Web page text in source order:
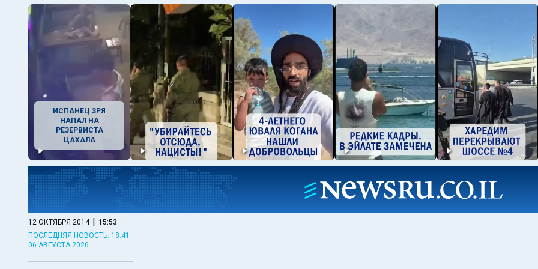
ИСПАНЕЦ ЗРЯ
НАПАЛ НА
РЕЗЕРВИСТА
ЦАХАЛА
12 ОКТЯБРЯ 2014 | 15:53
ПОСЛЕДНЯЯ НОВОСТЬ: 18:41
06 АВГУСТА 2026